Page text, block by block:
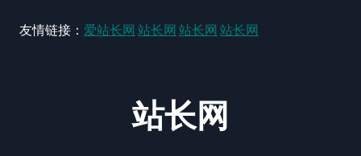
友情链接： 爱站长网 站长网 站长网 站长网
站长网